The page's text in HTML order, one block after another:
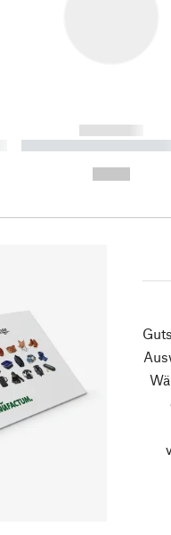
------------
----------- -----------